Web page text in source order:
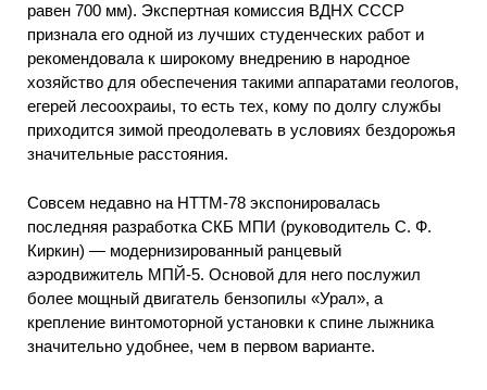
равен 700 мм). Экспертная комиссия ВДНХ СССР
признала его одной из лучших студенческих работ и
рекомендовала к широкому внедрению в народное
хозяйство для обеспечения такими аппаратами геологов,
егерей лесоохраиы, то есть тех, кому по долгу службы
приходится зимой преодолевать в условиях бездорожья
значительные расстояния.
Совсем недавно на НТТМ-78 экспонировалась
последняя разработка СКБ МПИ (руководитель С. Ф.
Киркин) — модернизированный ранцевый
аэродвижитель МПЙ-5. Основой для него послужил
более мощный двигатель бензопилы «Урал», а
крепление винтомоторной установки к спине лыжника
значительно удобнее, чем в первом варианте.